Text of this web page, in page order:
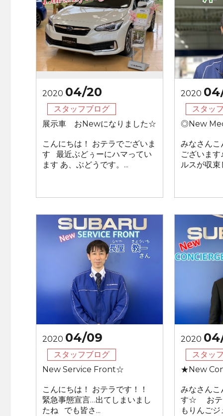
2020 04/20
スタッフブログ
展示車 おNewになりました☆
こんにちは！ おテラでございま
す 最近ぶどぅーにハマってい
ます あ、ぶどうです。...
2020
スタッ
◎New
みなさんこ
ございま
ルスが収束
2020 04/09
スタッフブログ
New Service Front☆
こんにちは！ おテラです！！
緊急事態宣言…出てしまいまし
たね でも皆さ...
2020
スタッ
★New
みなさんこ
す☆ おテ
もりんごジ